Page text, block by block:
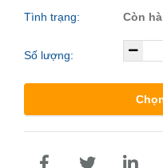
Tình trạng: Còn
Số lượng: